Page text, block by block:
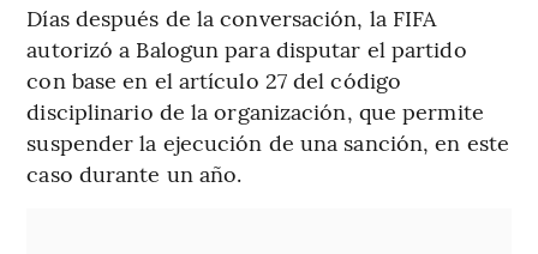
Días después de la conversación, la FIFA
autorizó a Balogun para disputar el partido
con base en el artículo 27 del código
disciplinario de la organización, que permite
suspender la ejecución de una sanción, en este
caso durante un año.